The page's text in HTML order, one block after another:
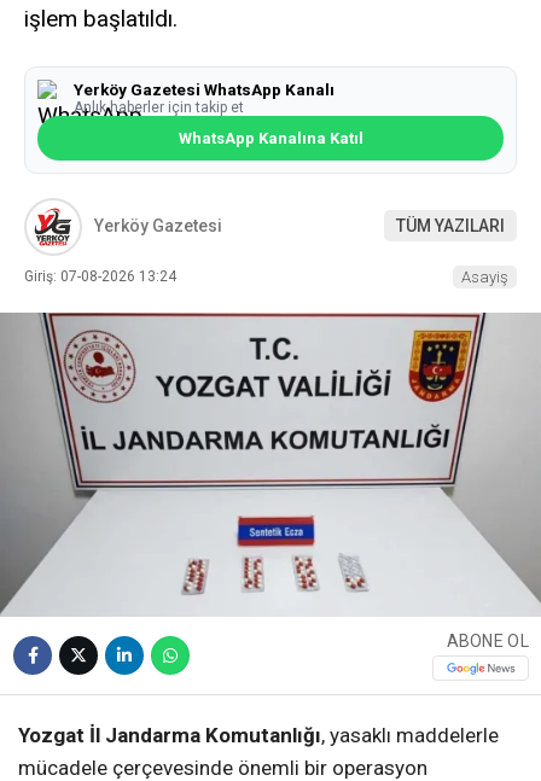
işlem başlatıldı.
Yerköy Gazetesi WhatsApp Kanalı
Anlık haberler için takip et
WhatsApp Kanalına Katıl
Yerköy Gazetesi TÜM YAZILARI
Giriş: 07-08-2026 13:24 Asayiş
ABONE OL
Yozgat İl Jandarma Komutanlığı, yasaklı maddelerle
mücadele çerçevesinde önemli bir operasyon